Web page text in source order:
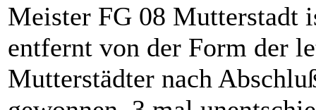
Meister FG 08 Mutterstadt
entfernt von der Form der
Mutterstädter nach